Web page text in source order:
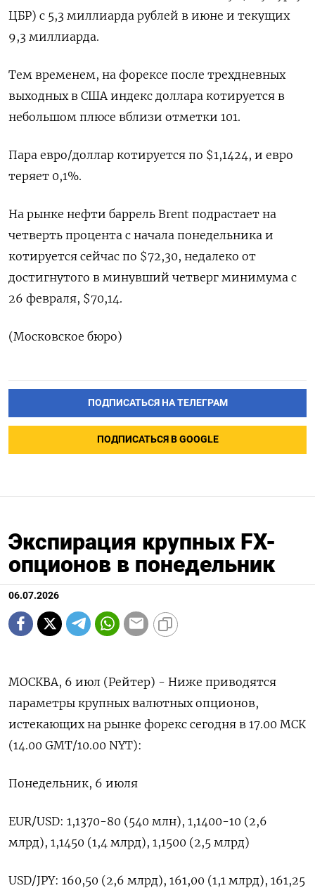
ЦБР) с 5,3 миллиарда рублей в июне и текущих
9,3 миллиарда.
Тем временем, на ‌форексе после трехдневных
выходных в США индекс доллара котируется в
небольшом плюсе вблизи отметки 101.
Пара евро/доллар котируется по $1,1424, и евро ​
теряет 0,1%.
На рынке нефти баррель Brent подрастает на
четверть процента с начала понедельника и
котируется ‌сейчас по $72,30, недалеко от
достигнутого в минувший четверг минимума с
26 февраля, $70,14.
(Московское бюро)
ПОДПИСАТЬСЯ НА ТЕЛЕГРАМ
ПОДПИСАТЬСЯ В GOOGLE
Экспирация крупных FX-
опционов в понедельник
06.07.2026
МОСКВА, 6 июл (Рейтер) - Ниже приводятся
параметры крупных валютных ‌опционов,
истекающих на рынке форекс сегодня в ​17.00 МСК
(14.00 ​GMT/10.00 ​NYT):
Понедельник, 6 ⁠июля
EUR/USD: ‌1,1370-80 (540 млн), 1,1400-10 (2,6
‌млрд), 1,1450 (1,4 млрд), 1,1500 (2,5 ​млрд)
USD/JPY: 160,50 (2,6 ‌млрд), 161,00 (1,1 млрд), ​161,25